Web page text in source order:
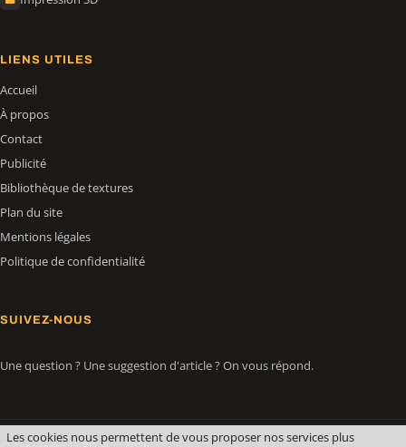
LIENS UTILES
Accueil
À propos
Contact
Publicité
Bibliothèque de textures
Plan du site
Mentions légales
Politique de confidentialité
SUIVEZ-NOUS
Une question ? Une suggestion d'article ? On vous répond.
Les cookies nous permettent de vous proposer nos services plus